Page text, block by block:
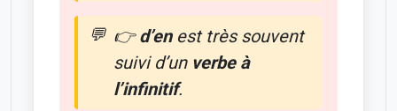
👉d’enest très souvent
suivi d’un verbe à
l’infinitif.